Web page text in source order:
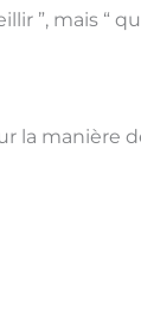
”, mais “
la manière